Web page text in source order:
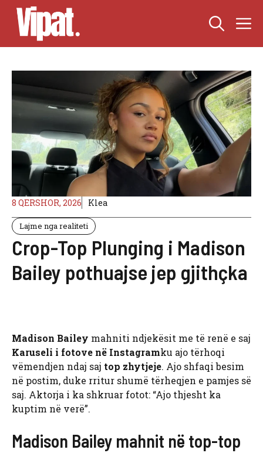
Skip
content
8 QERSHOR, 2026 Klea
Lajme nga realiteti
Crop-Top Plunging i Madison
Bailey pothuajse jep gjithçka
Madison Bailey mahniti ndjekësit me të renë e saj
Karuseli i fotove në Instagramku ajo tërhoqi
vëmendjen ndaj saj top zhytjeje. Ajo shfaqi besim
në postim, duke rritur shumë tërheqjen e pamjes së
saj. Aktorja i ka shkruar fotot: “Ajo thjesht ka
kuptim në verë”.
Madison Bailey mahnit në top-top